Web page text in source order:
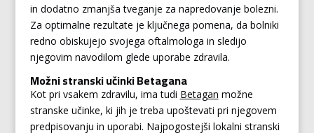
in dodatno zmanjša tveganje za napredovanje bolezni.
Za optimalne rezultate je ključnega pomena, da bolniki
redno obiskujejo svojega oftalmologa in sledijo
njegovim navodilom glede uporabe zdravila.
Možni stranski učinki Betagana
Kot pri vsakem zdravilu, ima tudi Betagan možne
stranske učinke, ki jih je treba upoštevati pri njegovem
predpisovanju in uporabi. Najpogostejši lokalni stranski